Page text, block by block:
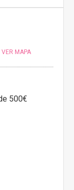
VER MAPA
500€